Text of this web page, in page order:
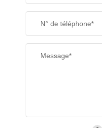
N° de téléphone*
Message*